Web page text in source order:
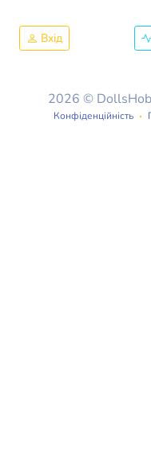
Вхід
2026 ©
Конфіденційність